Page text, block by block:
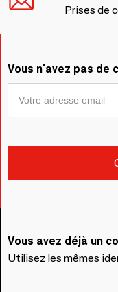
Prises de
Vous n'avez pas de
Vous avez déjà un
Utilisez les mêmes